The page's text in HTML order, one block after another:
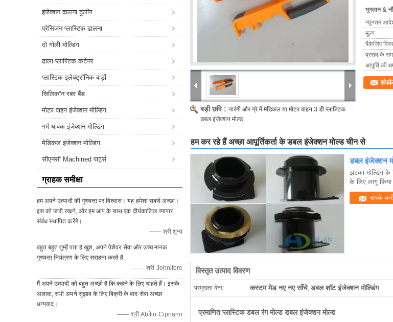
इंजेक्शन ढालना टूलींग
प्रेसिजन प्लास्टिक ढालना
दो गोली मोल्डिंग
ढाला प्लास्टिक कंटेनर
प्लास्टिक इलेक्ट्रॉनिक बाड़ों
सिलिकॉन रबर बैंड
मोटर वाहन इंजेक्शन मोल्डिंग
गर्म धावक इंजेक्शन मोल्डिंग
मेडिकल इंजेक्शन मोल्डिंग
सीएनसी Machined पार्ट्स
ग्राहक समीक्षा
हम अपने उत्पादों की गुणवत्ता पर विश्वास। यह हमेशा सबसे अच्छा।
इस को जारी रखने, और हम आप के साथ एक दीर्घकालिक व्यापार
संबंध स्थापित करेंगे।
—— श्री शून्य
बहुत बहुत तुम्हें पता है खुश, अपने पेशेवर सेवा और उच्च मानक
गुणवत्ता नियंत्रण के लिए सराहना करते हैं.
—— श्री Johnifere
मैं अपने उत्पादों को बहुत अच्छी है कि कहने के लिए चाहते हैं। इसके
अलावा, सभी अपने सुझाव के लिए बिक्री के बाद सेवा अच्छा
धन्यवाद।
—— श्री Abílio Cipriano
बड़ी छवि : नारंगी और ग्रे में मेडिकल या मोटर वाहन 3 डी प्लास्टिक
डबल इंजेक्शन मोल्ड
भुगतान &
न्यूनतम
मूल्य:
पैकेजिंग
प्रसव के
आपूर्ति की
हम कर रहे हैं अच्छा आपूर्तिकर्ता के डबल इंजेक्शन मोल्ड चीन से
डबल इंजेक्शन
झटका मोल्डिंग
के लिए लागू किया
संपर्क करें
विस्तृत उत्पाद विवरण
प्रमुखता देना: कस्टम मेड नए नए साँचे, डबल शॉट इंजेक्शन मोल्डिंग
प्रमाणित प्लास्टिक डबल रंग मोल्ड डबल इंजेक्शन मोल्ड